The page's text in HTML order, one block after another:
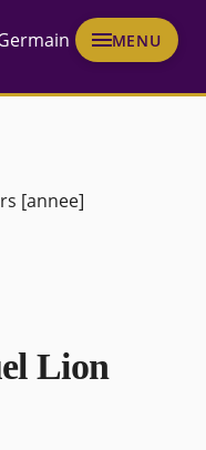
MENU
[annee]
Lion